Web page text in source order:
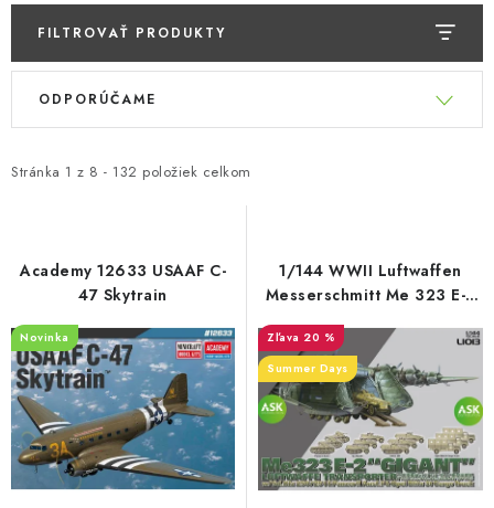
FILTROVAŤ PRODUKTY
V
i
r
d
u
k
t
o
v
Stránka 1 z 8 - 132 položiek celkom
R
e
e
r
o
d
u
k
t
ODPORÚČAME
Academy 12633 USAAF C-
47 Skytrain
Novinka
1/144 WWII Luftwaffen
Messerschmitt Me 323 E-2
20 %
Summer Days